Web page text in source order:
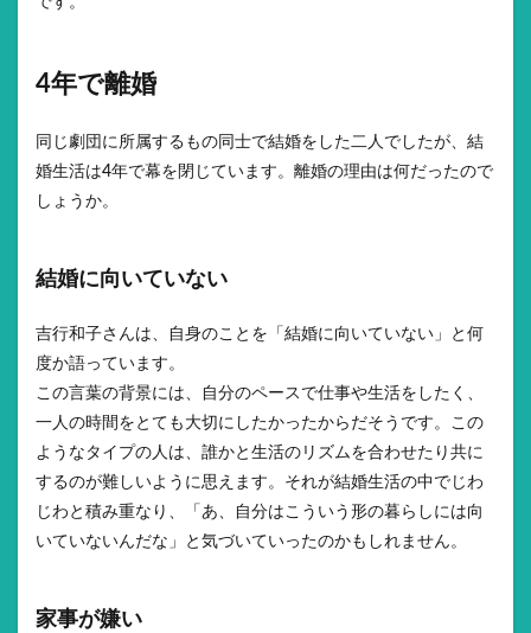
4年で離婚
同じ劇団に所属するもの同士で結婚をした二人でしたが、結
婚生活は4年で幕を閉じています。離婚の理由は何だったので
しょうか。
結婚に向いていない
吉行和子さんは、自身のことを「結婚に向いていない」と何
度か語っています。
この言葉の背景には、自分のペースで仕事や生活をしたく、
一人の時間をとても大切にしたかったからだそうです。この
ようなタイプの人は、誰かと生活のリズムを合わせたり共に
するのが難しいように思えます。それが結婚生活の中でじわ
じわと積み重なり、「あ、自分はこういう形の暮らしには向
いていないんだな」と気づいていったのかもしれません。
家事が嫌い